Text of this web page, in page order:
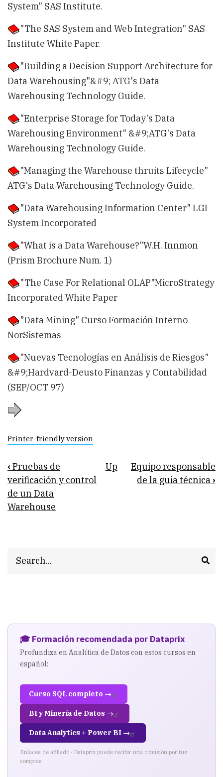
System" SAS Institute.
"The SAS System and Web Integration" SAS
Institute White Paper.
"Building a Decision Support Architecture for
Data Warehousing"&#9; ATG's Data
Warehousing Technology Guide.
"Enterprise Storage for Today's Data
Warehousing Environment" &#9;ATG's Data
Warehousing Technology Guide.
"Managing the Warehouse thruits Lifecycle"
ATG's Data Warehousing Technology Guide.
"Data Warehousing Information Center" LGI
System Incorporated
"What is a Data Warehouse?"W.H. Innmon
(Prism Brochure Num. 1)
"The Case For Relational OLAP"MicroStrategy
Incorporated White Paper
"Data Mining" Curso Formación Interno
NorSistemas
"Nuevas Tecnologías en Análisis de Riesgos"
&#9;Hardvard-Deusto Finanzas y Contabilidad
(SEP/OCT 97)
Printer-friendly version
Book
traversal
links
utilizadas
de
la
guia
‹ Pruebas de
verificación y control
de un Data
Warehouse
Up
Equipo responsable
de la guia técnica ›
🎓 Formación recomendada por Dataprix
Profundiza en Analítica de Datos con estos cursos en
español:
Curso SQL completo →
BI y Minería de Datos →
Data Analytics + Power BI →
Enlaces de afiliado · Dataprix puede recibir una comisión por tus
compras